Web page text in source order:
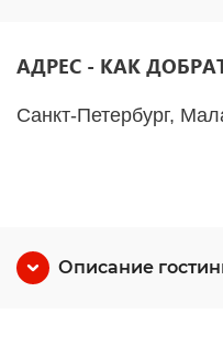
АДРЕС - КАК
Санкт-Петербург,
Описание